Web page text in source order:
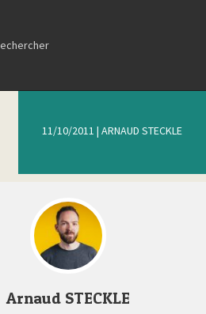
11/10/2011 | ARNAUD STECKLE
Arnaud STECKLE